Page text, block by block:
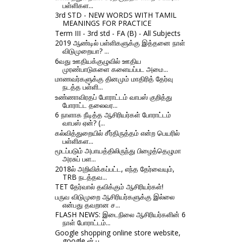
பள்ளிகள...
3rd STD - NEW WORDS WITH TAMIL
MEANINGS FOR PRACTICE
Term III - 3rd std - FA (B) - All Subjects
2019 ஆண்டில் பள்ளிகளுக்கு இத்தனை நாள்
விடுமுறையா? ...
6வது ஊதியக்குழுவில் ஊதிய
முரண்பாடுகளை களையப்பட அமை...
மாணவர்களுக்கு தினமும் மாதிரித் தேர்வு
நடத்த பள்ளி...
உண்ணாவிரதப் போராட்டம் வாபஸ் குறித்து
போராட்ட தலைவர...
6 நாளாக நீடித்த ஆசிரியர்கள் போராட்டம்
வாபஸ் ஏன்? (...
கல்வித்துறையில் சீர்திருத்தம் என்ற பெயரில்
பள்ளிகள...
மூடப்படும் அபாயத்திலிருந்து பிழைத்தெழுமா
அரசுப் பள...
2018ல் அறிவிக்கப்பட்ட, எந்த தேர்வையும்,
TRB நடத்தவ...
TET தேர்வால் தவிக்கும் ஆசிரியர்கள்!
பருவ விடுமுறை ஆசிரியர்களுக்கு இல்லை
என்பது தவறான ச...
FLASH NEWS: இடைநிலை ஆசிரியர்களின் 6
நாள் போராட்டம்...
Google shopping online store website,